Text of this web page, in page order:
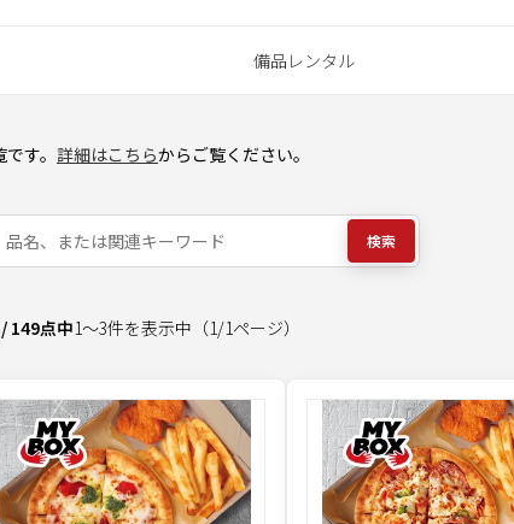
備品レンタル
す。 詳細はこちらからご覧ください。
検索
/ 149点中1～3件を表示中 （1/1ページ）